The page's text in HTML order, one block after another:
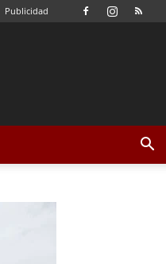
Publicidad